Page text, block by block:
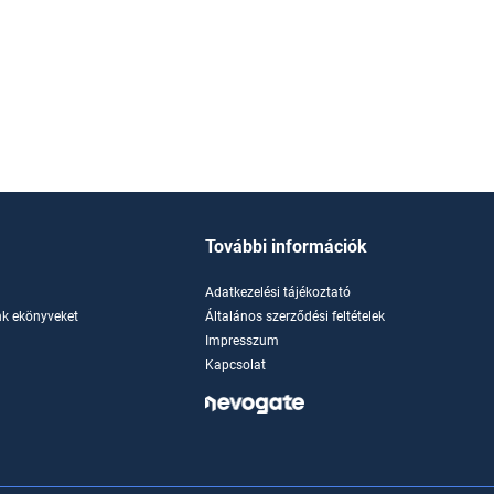
ekönyveket
További információk
Adatkezelési tájékoztató
Általános szerződési feltételek
Impresszum
Kapcsolat